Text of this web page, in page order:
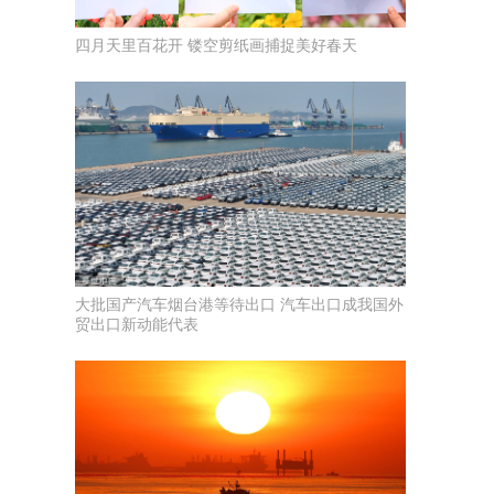
四月天里百花开 镂空剪纸画捕捉美好春天
大批国产汽车烟台港等待出口 汽车出口成我国外
贸出口新动能代表